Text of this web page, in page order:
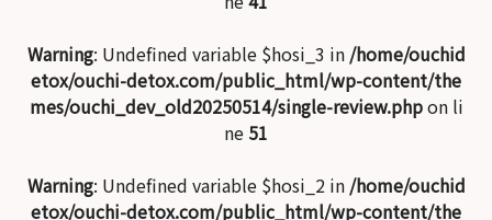
Warning: Undefined variable $hosi_3 in /home/ouchid
etox/ouchi-detox.com/public_html/wp-content/the
mes/ouchi_dev_old20250514/single-review.phpon li
ne 51
Warning: Undefined variable $hosi_2 in /home/ouchid
etox/ouchi-detox.com/public_html/wp-content/the